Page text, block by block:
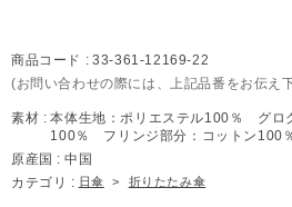
商品コード : 33-361-12169-22
(お問い合わせの際には、上記品番をお伝え
素材 : 本体生地：ポリエステル100％ グロ
100％ フリンジ部分：コットン100
原産国 : 中国
カテゴリ : 日傘 > 折りたたみ傘